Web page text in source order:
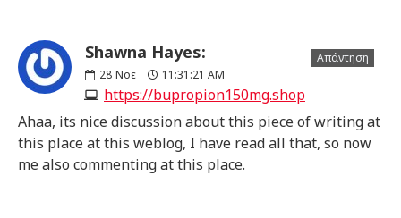
Shawna Hayes:
28 Νοε 11:31:21 AM
https://bupropion150mg.shop
Απάντηση
Ahaa, its nice discussion about this piece of writing at
this place at this weblog, I have read all that, so now
me also commenting at this place.